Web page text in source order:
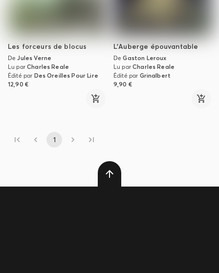
Les forceurs de blocus
DeJules Verne
Lu parCharles Reale
Édité par Des Oreilles Pour Lire
12,90 €
L'Auberge épouvantable
DeGaston Leroux
Lu parCharles Reale
Édité par Grinalbert
9,90 €
1